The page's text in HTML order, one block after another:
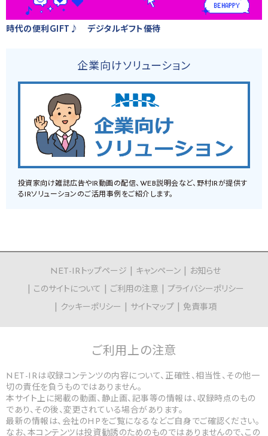
時代の便利GIFT♪ デジタルギフト優待
企業向けソリューション
投資家向け雑誌広告やIR動画の配信、WEB説明会など、野村IRが提供す
るIRソリューションのご活用事例をご紹介します。
NET-IRトップページ キャンペーン
お知らせ
このサイトについて
ご利用の注意
プライバシーポリシー
クッキーポリシー
サイトマップ 免責事項
ご利用上の注意
NET-IRは収録コンテンツの内容について、正確性、相当性、その他一
切の責任を負うものではありません。
本サイト上に掲載の動画、静止画、記事等の情報は、収録時点のもの
であり、その後、変更されている場合があります。
最新の情報は、会社のHPをご覧になるなどご自身でご確認ください。
なお、本コンテンツは投資勧誘のためのものではありませんので、この